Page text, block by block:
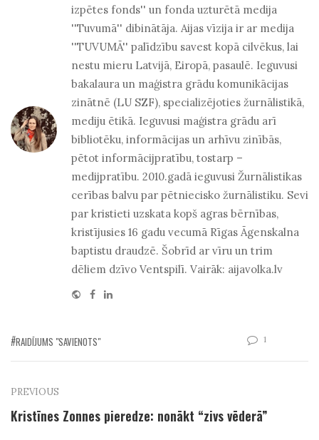
izpētes fonds'' un fonda uzturētā medija
''Tuvumā'' dibinātāja. Aijas vīzija ir ar medija
''TUVUMĀ'' palīdzību savest kopā cilvēkus, lai
nestu mieru Latvijā, Eiropā, pasaulē. Ieguvusi
bakalaura un maģistra grādu komunikācijas
zinātnē (LU SZF), specializējoties žurnālistikā,
mediju ētikā. Ieguvusi maģistra grādu arī
bibliotēku, informācijas un arhīvu zinībās,
pētot informācijpratību, tostarp –
medijpratību. 2010.gadā ieguvusi Žurnālistikas
cerības balvu par pētniecisko žurnālistiku. Sevi
par kristieti uzskata kopš agras bērnības,
kristījusies 16 gadu vecumā Rīgas Āgenskalna
baptistu draudzē. Šobrīd ar vīru un trim
dēliem dzīvo Ventspilī. Vairāk: aijavolka.lv
Website
Facebook
Linkedin
RAIDĪJUMS "SAVIENOTS" 1
PREVIOUS
Kristīnes Zonnes pieredze: nonākt “zivs vēderā”